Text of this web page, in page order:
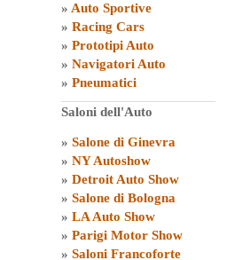
» Auto Sportive
» Racing Cars
» Prototipi Auto
» Navigatori Auto
» Pneumatici
Saloni dell'Auto
» Salone di Ginevra
» NY Autoshow
» Detroit Auto Show
» Salone di Bologna
» LA Auto Show
» Parigi Motor Show
» Saloni Francoforte